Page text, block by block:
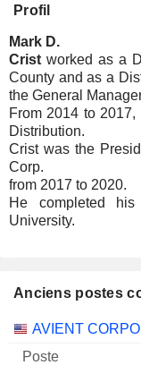
Profil
Mark D.
Crist worked as a
County and as a
the General
From 2014 to
Distribution.
Crist was the
Corp.
from 2017 to 2020.
He completed his
University.
Anciens postes
Sociétés Poste
AVIENT